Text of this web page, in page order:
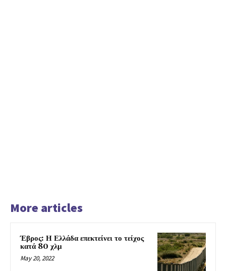
More articles
Έβρος: Η Ελλάδα επεκτείνει το τείχος
κατά 80 χλμ
May 20, 2022